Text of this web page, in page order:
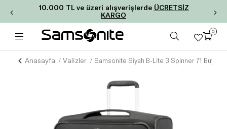
10.000 TL ve üzeri alışverişlerde ÜCRETSİZ
KARGO
0
Anasayfa Valizler Samsonite Siyah B-Lite 3 Spinner 71 Büyük